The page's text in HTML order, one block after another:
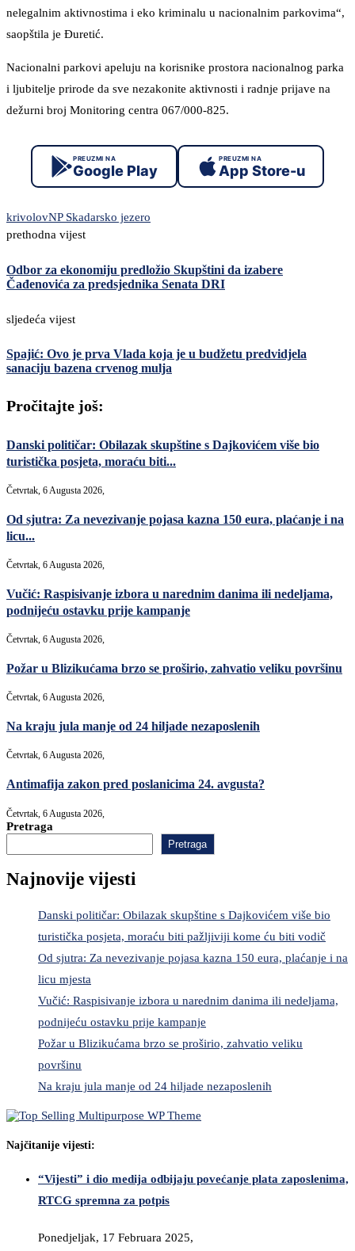
nelegalnim aktivnostima i eko kriminalu u nacionalnim parkovima“,
saopštila je Đuretić.
Nacionalni parkovi apeluju na korisnike prostora nacionalnog parka
i ljubitelje prirode da sve nezakonite aktivnosti i radnje prijave na
dežurni broj Monitoring centra 067/000-825.
PREUZMI NA
Google Play
PREUZMI NA
App Store-u
krivolovNP Skadarsko jezero
prethodna vijest
Odbor za ekonomiju predložio Skupštini da izabere
Čađenovića za predsjednika Senata DRI
sljedeća vijest
Spajić: Ovo je prva Vlada koja je u budžetu predvidjela
sanaciju bazena crvenog mulja
Pročitajte još:
Danski političar: Obilazak skupštine s Dajkovićem više bio
turistička posjeta, moraću biti...
Četvrtak, 6 Augusta 2026,
Od sjutra: Za nevezivanje pojasa kazna 150 eura, plaćanje i na
licu...
Četvrtak, 6 Augusta 2026,
Vučić: Raspisivanje izbora u narednim danima ili nedeljama,
podnijeću ostavku prije kampanje
Četvrtak, 6 Augusta 2026,
Požar u Blizikućama brzo se proširio, zahvatio veliku površinu
Četvrtak, 6 Augusta 2026,
Na kraju jula manje od 24 hiljade nezaposlenih
Četvrtak, 6 Augusta 2026,
Antimafija zakon pred poslanicima 24. avgusta?
Četvrtak, 6 Augusta 2026,
Pretraga
Pretraga
Najnovije vijesti
Danski političar: Obilazak skupštine s Dajkovićem više bio
turistička posjeta, moraću biti pažljiviji kome ću biti vodič
Od sjutra: Za nevezivanje pojasa kazna 150 eura, plaćanje i na
licu mjesta
Vučić: Raspisivanje izbora u narednim danima ili nedeljama,
podnijeću ostavku prije kampanje
Požar u Blizikućama brzo se proširio, zahvatio veliku
površinu
Na kraju jula manje od 24 hiljade nezaposlenih
Najčitanije vijesti:
“Vijesti” i dio medija odbijaju povećanje plata zaposlenima,
RTCG spremna za potpis
Ponedjeljak, 17 Februara 2025,